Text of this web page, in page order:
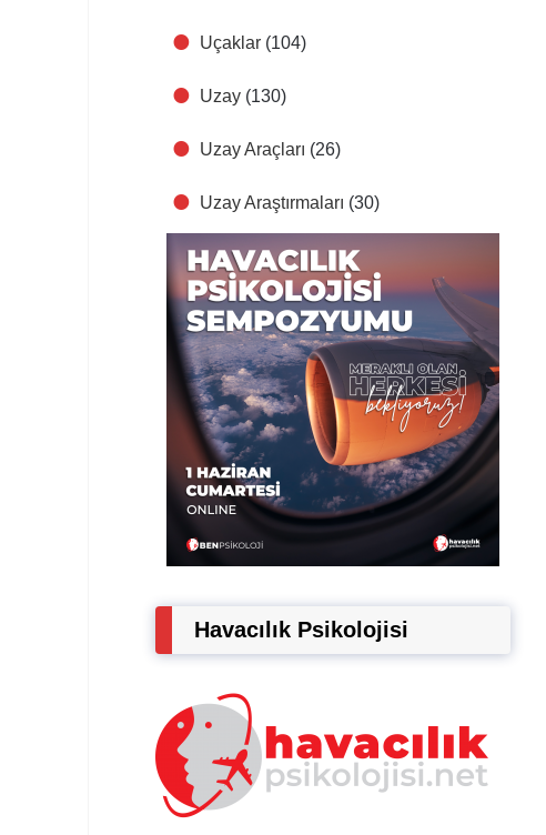
Uçaklar (104)
Uzay (130)
Uzay Araçları (26)
Uzay Araştırmaları (30)
Havacılık Psikolojisi